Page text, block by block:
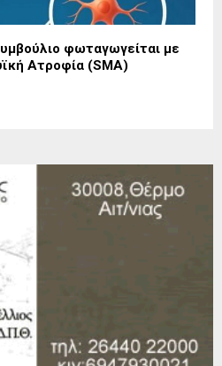
φωταγωγείται με
Ατροφία (SMA)